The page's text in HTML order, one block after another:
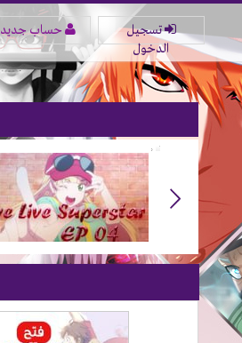
تسجيل
الدخول
حساب جديد